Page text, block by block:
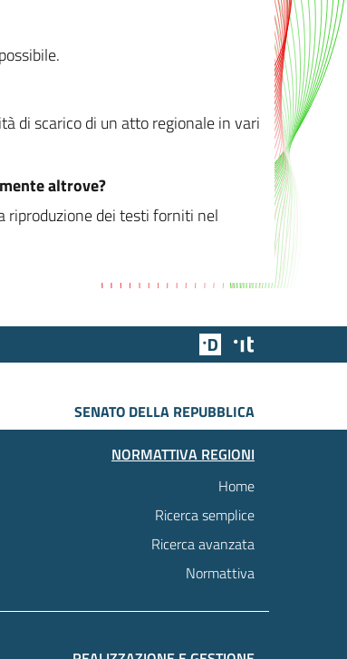
di scarico di un atto regionale in vari
altrove?
riproduzione dei testi forniti nel
Team Digitale
SENATO DELLA REPUBBLICA
NORMATTIVA REGIONI
Home
Ricerca semplice
Ricerca avanzata
Normattiva